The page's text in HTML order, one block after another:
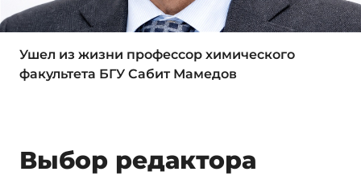
Ушел из жизни профессор химического
факультета БГУ Сабит Мамедов
Выбор редактора